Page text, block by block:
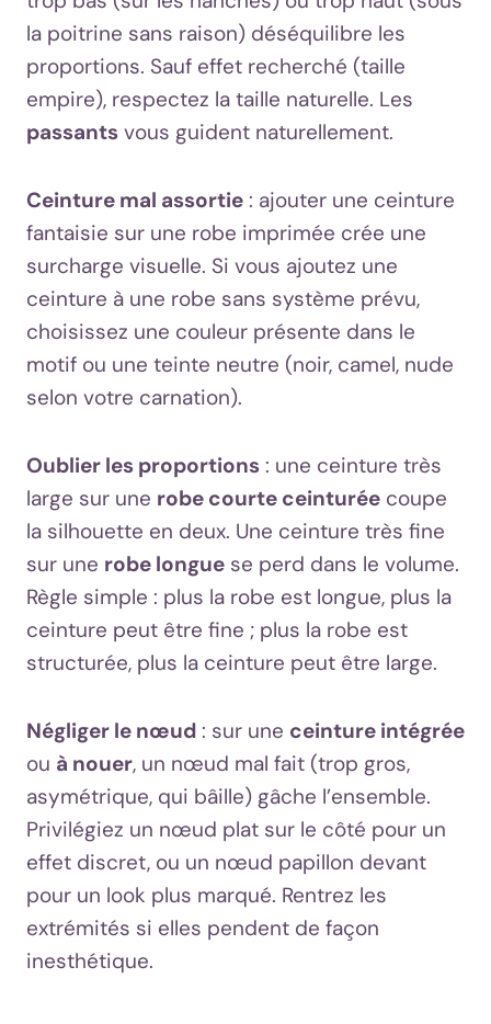
la poitrine sans raison) déséquilibre les
proportions. Sauf effet recherché (taille
empire), respectez la taille naturelle. Les
passants vous guident naturellement.
Ceinture mal assortie : ajouter une ceinture
fantaisie sur une robe imprimée crée une
surcharge visuelle. Si vous ajoutez une
ceinture à une robe sans système prévu,
choisissez une couleur présente dans le
motif ou une teinte neutre (noir, camel, nude
selon votre carnation).
Oublier les proportions : une ceinture très
large sur une robe courte ceinturée coupe
la silhouette en deux. Une ceinture très fine
sur une robe longue se perd dans le volume.
Règle simple : plus la robe est longue, plus la
ceinture peut être fine ; plus la robe est
structurée, plus la ceinture peut être large.
Négliger le nœud : sur une ceinture intégrée
ou à nouer, un nœud mal fait (trop gros,
asymétrique, qui bâille) gâche l’ensemble.
Privilégiez un nœud plat sur le côté pour un
effet discret, ou un nœud papillon devant
pour un look plus marqué. Rentrez les
extrémités si elles pendent de façon
inesthétique.